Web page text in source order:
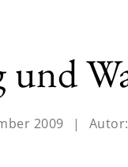
2009 | Autor: